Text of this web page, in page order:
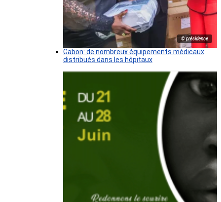
© présidence
Gabon: de nombreux équipements médicaux
distribués dans les hôpitaux